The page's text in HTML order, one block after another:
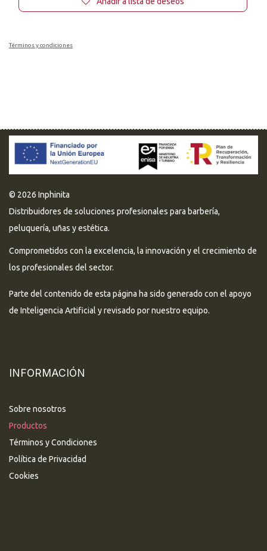
Términos y condiciones
© 2026 Inphinita
Distribuidores de soluciones profesionales para barbería,
peluquería, uñas y estética.
Comprometidos con la excelencia, la innovación y el crecimiento de
los profesionales del sector.
Parte del contenido de esta página ha sido generado con el apoyo
de Inteligencia Artificial y revisado por nuestro equipo.
INFORMACIÓN
Sobre nosotros
Productos
Términos y Condiciones
Política de Privacidad
Cookies